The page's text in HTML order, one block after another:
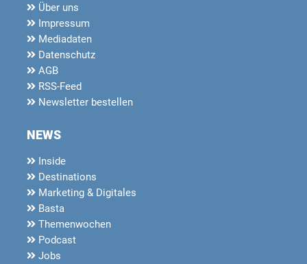
Über uns
Impressum
Mediadaten
Datenschutz
AGB
RSS-Feed
Newsletter bestellen
NEWS
Inside
Destinations
Marketing & Digitales
Basta
Themenwochen
Podcast
Jobs